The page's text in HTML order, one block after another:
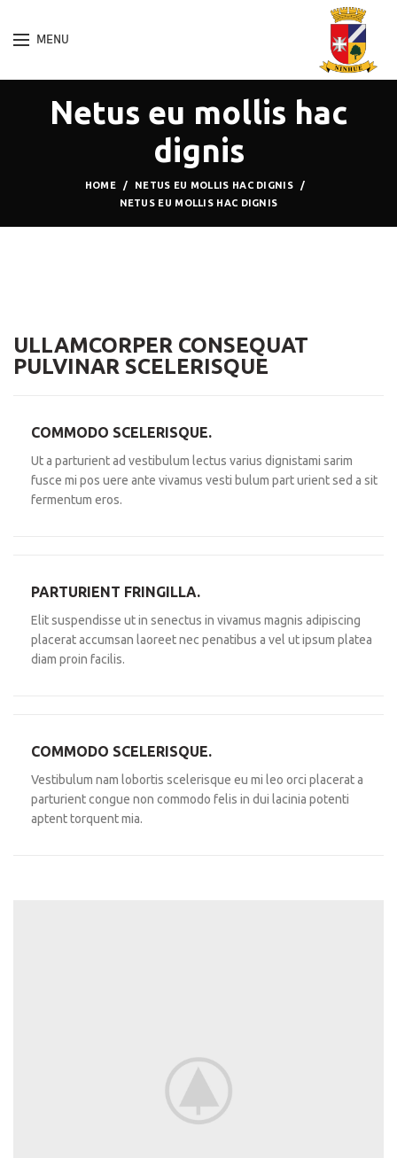
MENU
Netus eu mollis hac
dignis
HOME
NETUS EU MOLLIS HAC DIGNIS
NETUS EU MOLLIS HAC DIGNIS
ULLAMCORPER CONSEQUAT
PULVINAR SCELERISQUE
COMMODO SCELERISQUE.
Ut a parturient ad vestibulum lectus varius dignistami sarim
fusce mi pos uere ante vivamus vesti bulum part urient sed a sit
fermentum eros.
PARTURIENT FRINGILLA.
Elit suspendisse ut in senectus in vivamus magnis adipiscing
placerat accumsan laoreet nec penatibus a vel ut ipsum platea
diam proin facilis.
COMMODO SCELERISQUE.
Vestibulum nam lobortis scelerisque eu mi leo orci placerat a
parturient congue non commodo felis in dui lacinia potenti
aptent torquent mia.